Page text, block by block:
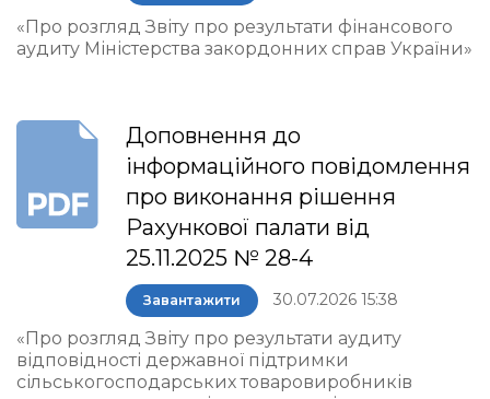
«Про розгляд Звіту про результати фінансового
аудиту Міністерства закордонних справ України»
Доповнення до
інформаційного повідомлення
про виконання рішення
Рахункової палати від
25.11.2025 № 28-4
Завантажити 30.07.2026 15:38
«Про розгляд Звіту про результати аудиту
відповідності державної підтримки
сільськогосподарських товаровиробників